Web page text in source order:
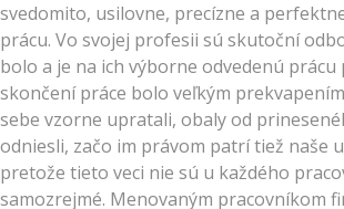
svedomito, usilovne, precízne a
prácu. Vo svojej profesii sú skutoční
bolo a je na ich výborne odvedenú prácu
skončení práce bolo veľkým
sebe vzorne upratali, obaly od
odniesli, začo im právom patrí tiež naše
pretože tieto veci nie sú u každého
samozrejmé. Menovaným pracovníkom